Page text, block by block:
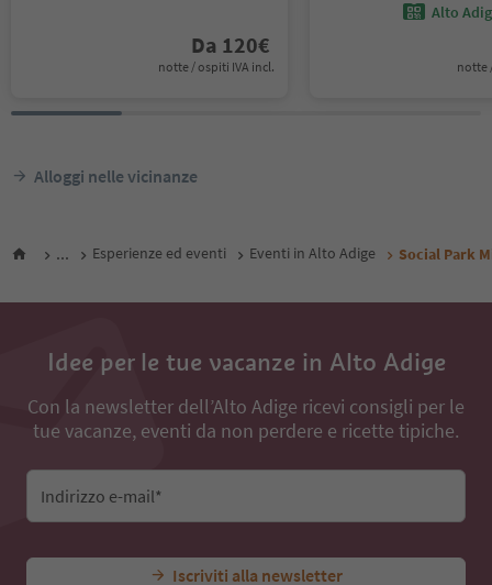
Da 120€
notte / ospiti IVA incl.
Alto
notte
Alloggi nelle vicinanze
... Esperienze ed eventi Eventi in Alto Adige Social Park
Idee per le tue vacanze in Alto Adige
Con la newsletter dell’Alto Adige ricevi consigli per le
tue vacanze, eventi da non perdere e ricette tipiche.
Indirizzo e-mail*
Iscriviti alla newsletter